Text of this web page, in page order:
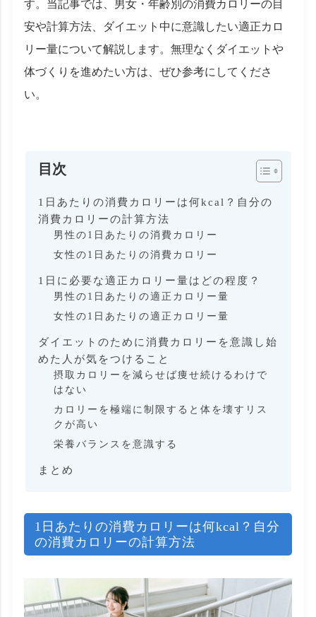
す。当記事では、男女・年齢別の消費カロリーの目
安や計算方法、ダイエット中に意識したい適正カロ
リー量について解説します。無理なくダイエットや
体づくりを進めたい方は、ぜひ参考にしてくださ
い。
目次
1日あたりの消費カロリーは何kcal？自分の
消費カロリーの計算方法
男性の1日あたりの消費カロリー
女性の1日あたりの消費カロリー
1日に必要な適正カロリー量はどの程度？
男性の1日あたりの適正カロリー量
女性の1日あたりの適正カロリー量
ダイエットのために消費カロリーを意識し始
めた人が気をつけること
摂取カロリーを減らせば痩せ続けるわけで
はない
カロリーを極端に制限すると体を壊すリス
クが高い
栄養バランスを意識する
まとめ
1日あたりの消費カロリーは何kcal？自分
の消費カロリーの計算方法